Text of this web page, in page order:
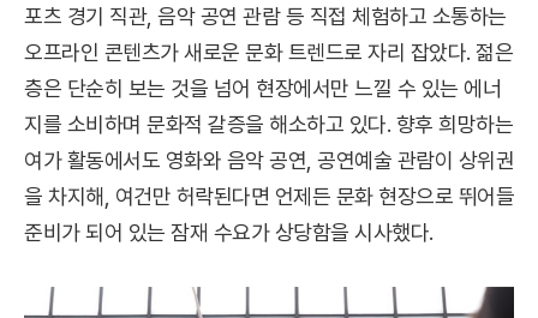
포츠 경기 직관, 음악 공연 관람 등 직접 체험하고 소통하는
오프라인 콘텐츠가 새로운 문화 트렌드로 자리 잡았다. 젊은
층은 단순히 보는 것을 넘어 현장에서만 느낄 수 있는 에너
지를 소비하며 문화적 갈증을 해소하고 있다. 향후 희망하는
여가 활동에서도 영화와 음악 공연, 공연예술 관람이 상위권
을 차지해, 여건만 허락된다면 언제든 문화 현장으로 뛰어들
준비가 되어 있는 잠재 수요가 상당함을 시사했다.